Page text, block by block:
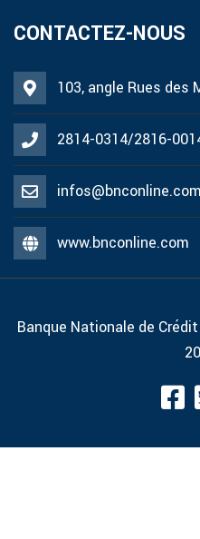
CONTACTEZ-NOUS
103, angle Rues des
2814-0314/2816-
infos@bnconline.com
www.bnconline.com
Banque Nationale de